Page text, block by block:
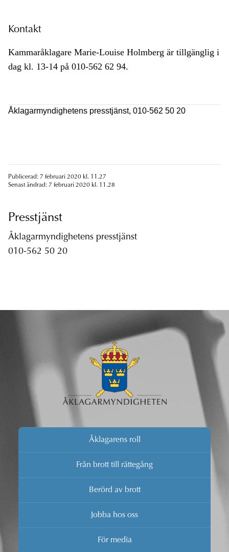
Kontakt
Kammaråklagare Marie-Louise Holmberg är tillgänglig i
dag kl. 13-14 på 010-562 62 94.
Åklagarmyndighetens presstjänst, 010-562 50 20
Publicerad: 7 februari 2020 kl. 11.27
Senast ändrad: 7 februari 2020 kl. 11.28
Presstjänst
Åklagarmyndighetens presstjänst
010-562 50 20
Åklagarens roll
Från brott till rättegång
Berörd av brott
Jobba hos oss
För media